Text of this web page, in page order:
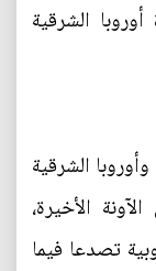
الشرقية
الشرقية
الأخيرة،
تصدعا فيما